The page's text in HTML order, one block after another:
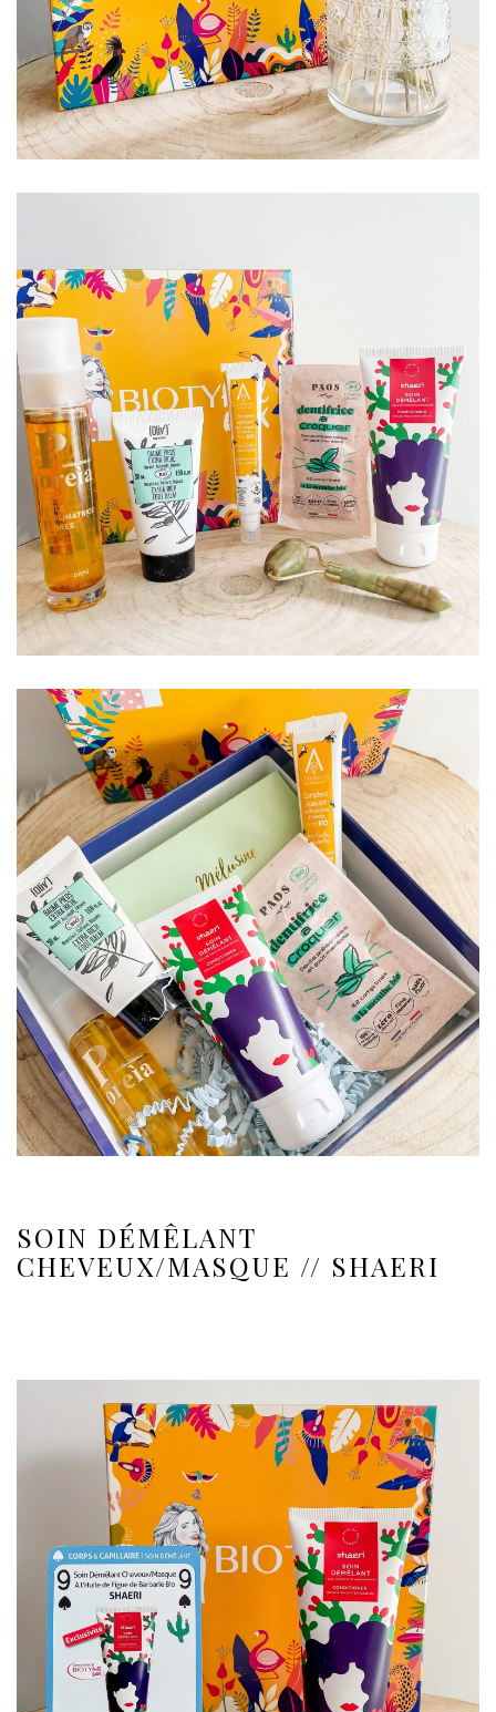
SOIN DÉMÊLANT
CHEVEUX/MASQUE // SHAERI